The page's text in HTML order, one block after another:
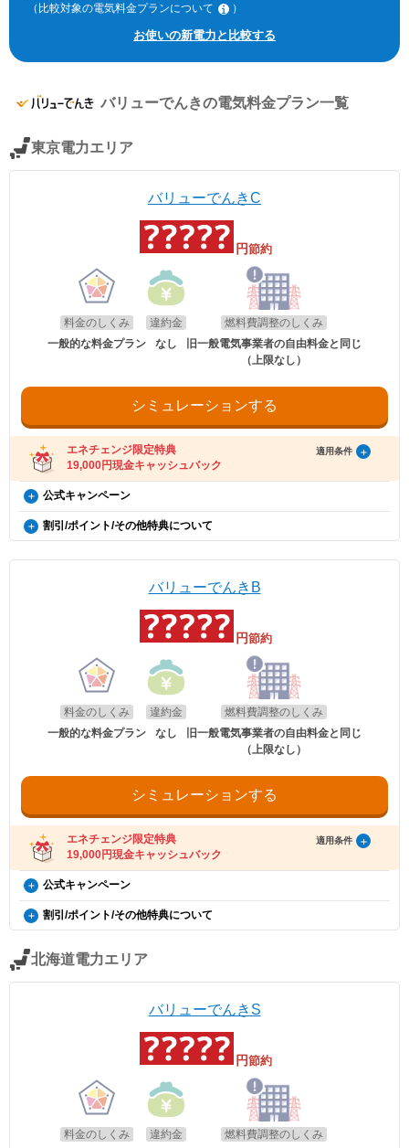
（比較対象の電気料金プランについて
）
※北海道電力エリア「エネとくポイントプラン」「従量電灯C」、東北
電力エリア「よりそう+ｅねっとバリュー」「よりそう＋ファミリーバ
リュー」(kVA契約)、東京電力エリア「スタンダードS」「スタンダード
量電灯ネクスト」、関西電力エリア「なっトクでんき」「なっトクでん
きBiz」(kVA契約)、中国電力エリア「ぐっとずっと。プラン スマートコ
「おトクeプラン」「ビジネススタンダードプラン」(kVA契約)、九州電
※関西電力エリアの「なっトクでんき」「なっトクでんきBiz」ではガス
お使いの新電力と比較する
バリューでんきの電気料金プラン一覧
東京電力エリア
バリューでんきC
円節約
料金のしくみ
一般的な料金プラン
違約金
なし
燃料費調整のしくみ
旧一般電気事業者の自由料金と同じ
（上限なし）
シミュレーションする
エネチェンジ限定特典 適用条件
19,000円現金キャッシュバック
バリューでんき×エネチェンジ キャッシュバック特典（12
カ月間の電気料金支払い額がキャッシュバック金額を超え
る方限定）
エネチェンジのオンラインサービス経由でお申し込
みいただいたユーザーの方に、19,000円のキャッシ
ュバックを行います。
※引越しでの電気の切り替えの場合は特典対象外と
なります。
※40A以上が特典対象となります。
適用条件
以下の条件をすべて満たしたお客さまが、ポート株式会社が提供する「バリュー
でんき×エネチェンジ キャッシュバック特典」(以下、「本特典」とします)の対象
・特典実施期間中に対象プランをエネチェンジのオンラインサービス経由でお申
・電気を使用開始した日から12カ月後時点で契約を継続いただいていること。
・お申し込みから3カ月以内にバリューでんきの対象プランの供給を開始している
こと。
・お申し込み時にメールアドレスが入力されていること。
・電気の使用開始日から12カ月間の電気料金支払い額がキャッシュバック金額を
・電気料金の未払いがないこと。
受け取り方法
・適用条件の契約継続期間を達成後2カ月後の月末までに、エネチェンジからご案
内メールをお送りします。
ませんのでご注意ください。）
り方法の登録をお願いいたします。
内となります。お受け取りの手続き後、お振込までに時間がかかる場合がござい
※「@enechange.co.jp および @enechange.jp」からのメールが受信できるよ
う、あらかじめ設定をお願いいたします。
キャッシュバックは、金融庁管轄の資金移動業者であるウェルネット社（登録番
以下のお客さまは特典の対象外です。
・エネチェンジのオンラインサービス経由以外から申し込みされた場合。
・既にバリューでんき（特典の対象プラン）をご契約中の場合。
・電気を使用開始した日から12カ月以内に契約を解約された場合。
公式キャンペーン
電気・ガス料金支援
政府の「電気・ガス料金支援」の一環として、2026年8月分（7月使用
ご利用中のすべての方が対象となり、別途お申し込みは不要です。
・2026年8月分〜2026年10月分の料金に適用されます。
・エネチェンジでは、割引額を一律で診断結果に反映しています。
・詳細は、国のHP・請求書や検針票・ご契約中の電力会社・ガス会社
のHPをご確認ください。
割引/ポイント/その他特典について
ポイント自動で進呈するポイントです。 対象の料金に対して進呈予定
ポイントとして算定し、翌月に進呈いたします。
ポイントのプレゼントには家庭向けWEB会員サービス「カテエネ」に
会員登録し、ご契約情報を登録していただく必要があります。ポイント
の対象となる料金は、再生可能エネルギー発電促進賦課金を除きます。
また、セット割引の適用を受ける場合は、割引後の料金といたします。
バリューでんきB
円節約
料金のしくみ
一般的な料金プラン
違約金
なし
燃料費調整のしくみ
旧一般電気事業者の自由料金と同じ
（上限なし）
シミュレーションする
エネチェンジ限定特典 適用条件
19,000円現金キャッシュバック
バリューでんき×エネチェンジ キャッシュバック特典（12
カ月間の電気料金支払い額がキャッシュバック金額を超え
る方限定）
ます。
エネチェンジのオンラインサービス経由でお申し込
ュバックを行います。
※引越しでの電気の切り替えの場合は特典対象外と
※40A以上が特典対象となります。
以下の条件をすべて満たしたお客さまが、ポート株式会社が提供する「バリュー
でんき×エネチェンジ キャッシュバック特典」(以下、「本特典」とします)の対象
公式キャンペーン
電気・ガス料金支援
政府の「電気・ガス料金支援」の一環として、2026年8月分（7月使用
分（8月使用分）については一律4.5円/kWhを毎月の電気料金から値引
きします。
・2026年8月分〜2026年10月分の料金に適用されます。
・エネチェンジでは、割引額を一律で診断結果に反映しています。
・詳細は、国のHP・請求書や検針票・ご契約中の電力会社・ガス会社
のHPをご確認ください。
割引/ポイント/その他特典について
料金連動ポイントは、電気のご利用額に応じて100円（税込）につき1
ポイント自動で進呈するポイントです。 対象の料金に対して進呈予定
ポイントとして算定し、翌月に進呈いたします。
会員登録し、ご契約情報を登録していただく必要があります。ポイント
また、セット割引の適用を受ける場合は、割引後の料金といたします。
北海道電力エリア
バリューでんきS
円節約
料金のしくみ
違約金
燃料費調整のしくみ